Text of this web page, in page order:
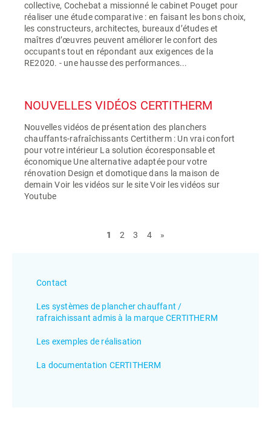
collective, Cochebat a missionné le cabinet Pouget pour
réaliser une étude comparative : en faisant les bons choix,
les constructeurs, architectes, bureaux d’études et
maîtres d’œuvres peuvent améliorer le confort des
occupants tout en répondant aux exigences de la
RE2020. - une hausse des performances...
NOUVELLES VIDÉOS CERTITHERM
Nouvelles vidéos de présentation des planchers
chauffants-rafraîchissants Certitherm : Un vrai confort
pour votre intérieur La solution écoresponsable et
économique Une alternative adaptée pour votre
rénovation Design et domotique dans la maison de
demain Voir les vidéos sur le site Voir les vidéos sur
Youtube
1 2 3 4 »
Contact
Les systèmes de plancher chauffant /
rafraichissant admis à la marque CERTITHERM
Les exemples de réalisation
La documentation CERTITHERM